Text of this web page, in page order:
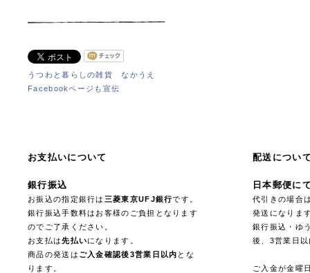
うつわと暮らしの雑貨 なかうえ
Facebookページも宣伝
お支払いについて
銀行振込
お振込の指定銀行は 三菱東京UFJ銀行です。
銀行振込手数料はお客様のご負担となります
のでご了承ください。
お支払は先払いになります。
商品の発送は ご入金確認後3営業日以内 とな
ります。
配送につい
日本郵便に
代引きの場合
発送になりま
銀行振込・ゆ
後、3営業日
ご入金が金曜